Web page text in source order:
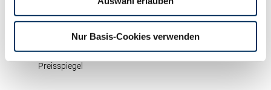
Nur Basis-Cookies verwenden
Kataloge zu unseren Auktionen können unter
www.ruweg.de heruntergeladen werden.Dr. Werner
Ziegler
Preisspiegel